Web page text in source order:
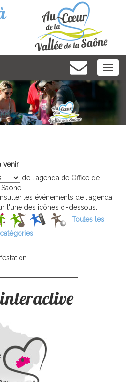
venir
de l'agenda de Office de
les événements de l'agenda
l'une des icônes ci-dessous.
Toutes les
catégories